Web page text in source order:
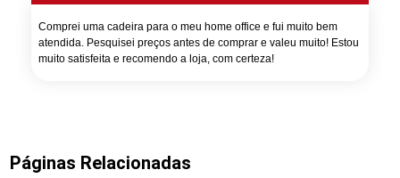
Comprei uma cadeira para o meu home office e fui muito bem
atendida. Pesquisei preços antes de comprar e valeu muito! Estou
muito satisfeita e recomendo a loja, com certeza!
Páginas Relacionadas